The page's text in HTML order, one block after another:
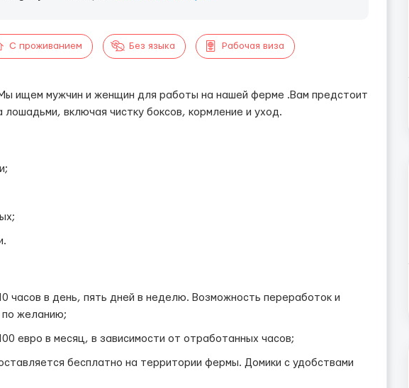
С проживанием Без языка Рабочая виза
ищем мужчин и женщин для работы на нашей ферме .Вам предстоит
лошадьми, включая чистку боксов, кормление и уход.
часов в день, пять дней в неделю. Возможность переработок и
по желанию;
евро в месяц, в зависимости от отработанных часов;
бесплатно на территории фермы. Домики с удобствами